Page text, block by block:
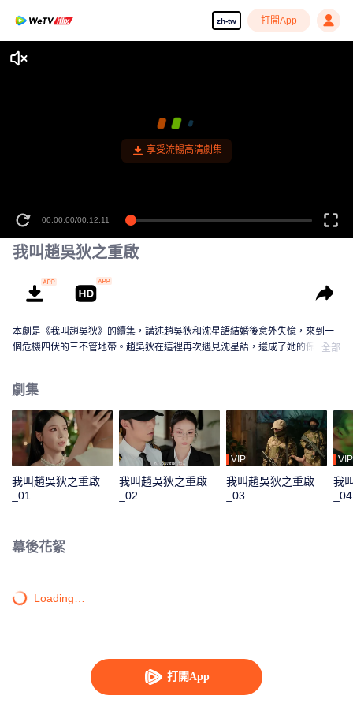
zh-tw 打開App
打開App
享受流暢高清劇集
00:00:00/00:12:11
我叫趙吳狄之重啟
本劇是《我叫趙吳狄》的續集，講述趙吳狄和沈星語結婚後意外失憶，來到一
個危機四伏的三不管地帶。趙吳狄在這裡再次遇見沈星語，還成了她的保鏢，
全部
劇集
我叫趙吳狄之重啟
_01
我叫趙吳狄之重啟
_02
VIP
我叫趙吳狄之重啟
_03
VIP
我
_04
幕後花絮
Loading…